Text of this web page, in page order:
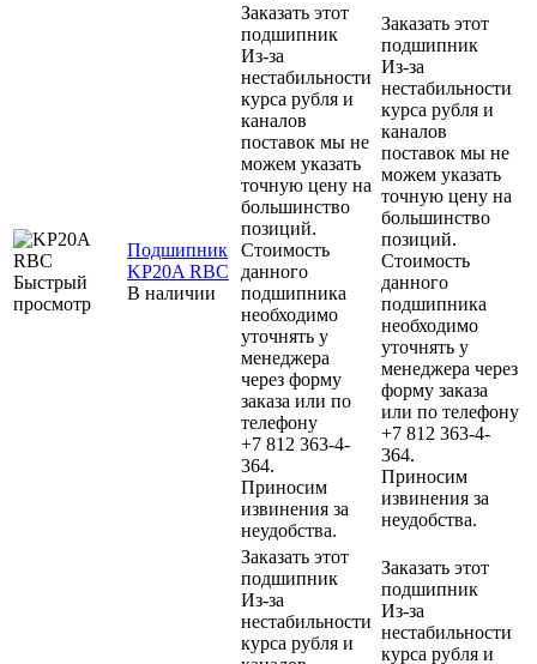
Быстрый
просмотр
Подшипник
KP20A RBC
В наличии
Заказать этот
подшипник
Из-за
нестабильности
курса рубля и
каналов
поставок мы не
можем указать
точную цену на
большинство
позиций.
Стоимость
данного
подшипника
необходимо
уточнять у
менеджера
через форму
заказа или по
телефону
+7 812 363-4-
364.
Приносим
извинения за
неудобства.
Заказать этот
подшипник
Из-за
нестабильности
курса рубля и
каналов
поставок мы не
можем указать
точную цену на
большинство
позиций.
Стоимость
данного
подшипника
необходимо
уточнять у
менеджера через
форму заказа
или по телефону
+7 812 363-4-
364.
Приносим
извинения за
неудобства.
Заказать этот
подшипник
Из-за
нестабильности
курса рубля и
Заказать этот
подшипник
Из-за
нестабильности
курса рубля и